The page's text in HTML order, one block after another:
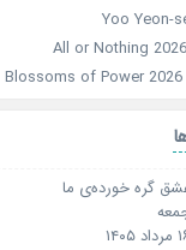
گره خورده‌ی ما
۱۴۰۵